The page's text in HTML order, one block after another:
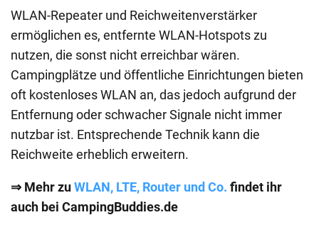
WLAN-Repeater und Reichweitenverstärker
ermöglichen es, entfernte WLAN-Hotspots zu
nutzen, die sonst nicht erreichbar wären.
Campingplätze und öffentliche Einrichtungen bieten
oft kostenloses WLAN an, das jedoch aufgrund der
Entfernung oder schwacher Signale nicht immer
nutzbar ist. Entsprechende Technik kann die
Reichweite erheblich erweitern.
⇒ Mehr zuWLAN, LTE, Router und Co. findet ihr
auch bei CampingBuddies.de